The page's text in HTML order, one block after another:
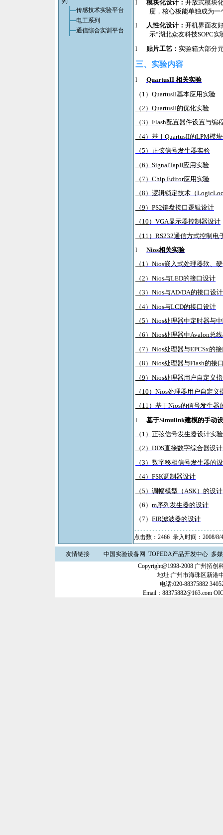
传感技术实验平台
电工系列
通信综合实训平台
l
模块化设计： 开放式模块
度，核心板能单独成为
l
人性化设计： 开机界面友
示“湖北众友科技SOPC实
l
贴片工艺： 实验箱大部分
三、 实验内容
l QuartusII 相关实验
（ 1 ） QuartusII基本应用实验
（2 ）QuartusII的优化实验
（3 ）Flash配置器件设置与编
（4）基于QuartusII的LPM模
（5 ）正弦信号发生器实验
（6 ）SignalTapII应用实验
（7 ）Chip Editor应用实验
（8 ）逻辑锁定技术（
（9 ）PS2键盘接口逻辑设计
（10 ）VGA显示器控制器设计
（11 ）RS232通信方式控制电
l
Nios相关实验
（1 ）Nios嵌入式处理器软、
（2 ）Nios与LED的接口设计
（3 ）Nios与AD/DA的接口设计
（4）Nios与LCD的接口设计
（5 ）Nios处理器中定时器与
（6）Nios处理器中Avalon总
（7 ）Nios处理器与EPCSx的
（8 ）Nios处理器与Flash的接
（9 ）Nios处理器用户自定义
（10 ）Nios处理器用户自定义
（11 ）基于Nios的信号发生器
l
基于Simulink建模的手动
（1 ）正弦信号发生器设计实验
（2 ）DDS直接数字综合器设
（3 ）数字移相信号发生器的
（4）FSK调制器设计
（5 ）调幅模型（ASK）的设计
（6 ） m序列发生器的设计
（7 ） FIR滤波器的设计
点击数：2466 录入时间：2008/8/
友情链接 中国实验设备网 TOPEDA产品开发中心 多
Copyright@1998-2008 广州拓
地址:广州市海珠区新港
电话:020-88375882
Email：88375882@163.com